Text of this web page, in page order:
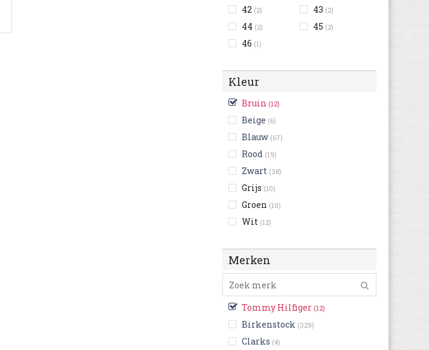
42 (2) 43 (2)
44 (2) 45 (2)
46 (1)
Kleur
Bruin (12)
Beige (6)
Blauw (67)
Rood (19)
Zwart (38)
Grijs (10)
Groen (10)
Wit (12)
Merken
Tommy Hilfiger (12)
Birkenstock (329)
Clarks (4)